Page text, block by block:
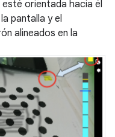
orientada hacia él
pantalla y el
alineados en la